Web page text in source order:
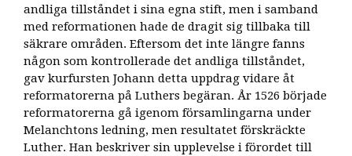
andliga tillståndet i sina egna stift, men i samband
med reformationen hade de dragit sig tillbaka till
säkrare områden. Eftersom det inte längre fanns
någon som kontrollerade det andliga tillståndet,
gav kurfursten Johann detta uppdrag vidare åt
reformatorerna på Luthers begäran. År 1526 började
reformatorerna gå igenom församlingarna under
Melanchtons ledning, men resultatet förskräckte
Luther. Han beskriver sin upplevelse i förordet till